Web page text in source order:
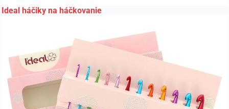
Ideal háčiky na háčkovanie